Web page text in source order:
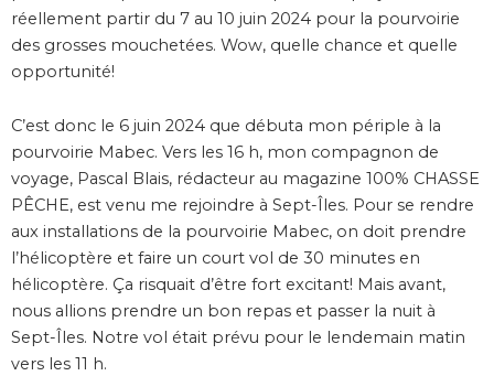
réellement partir du 7 au 10 juin 2024 pour la pourvoirie
des grosses mouchetées. Wow, quelle chance et quelle
opportunité!
C’est donc le 6 juin 2024 que débuta mon périple à la
pourvoirie Mabec. Vers les 16 h, mon compagnon de
voyage, Pascal Blais, rédacteur au magazine 100% CHASSE
PÊCHE, est venu me rejoindre à Sept-Îles. Pour se rendre
aux installations de la pourvoirie Mabec, on doit prendre
l’hélicoptère et faire un court vol de 30 minutes en
hélicoptère. Ça risquait d’être fort excitant! Mais avant,
nous allions prendre un bon repas et passer la nuit à
Sept-Îles. Notre vol était prévu pour le lendemain matin
vers les 11 h.